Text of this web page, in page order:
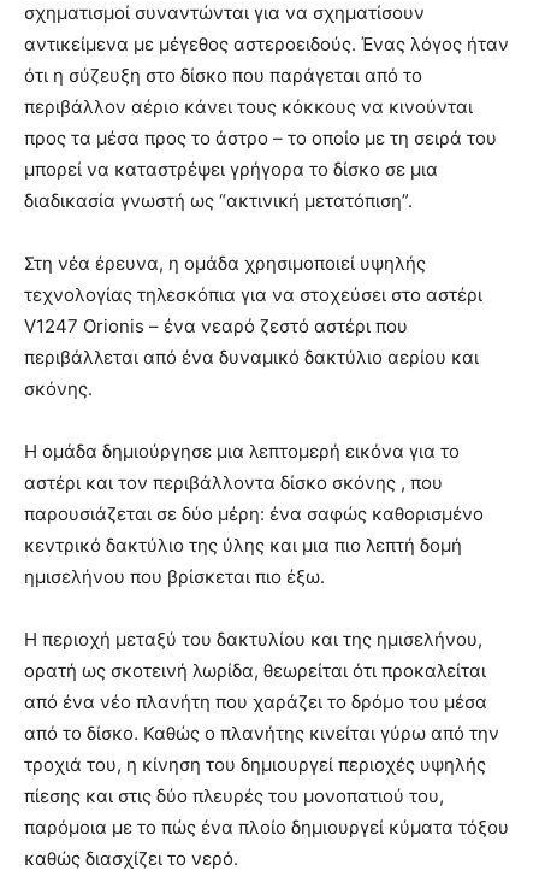
σχηματισμοί συναντώνται για να σχηματίσουν
αντικείμενα με μέγεθος αστεροειδούς. Ένας λόγος ήταν
ότι η σύζευξη στο δίσκο που παράγεται από το
περιβάλλον αέριο κάνει τους κόκκους να κινούνται
προς τα μέσα προς το άστρο – το οποίο με τη σειρά του
μπορεί να καταστρέψει γρήγορα το δίσκο σε μια
διαδικασία γνωστή ως “ακτινική μετατόπιση”.
Στη νέα έρευνα, η ομάδα χρησιμοποιεί υψηλής
τεχνολογίας τηλεσκόπια για να στοχεύσει στο αστέρι
V1247 Orionis – ένα νεαρό ζεστό αστέρι που
περιβάλλεται από ένα δυναμικό δακτύλιο αερίου και
σκόνης.
Η ομάδα δημιούργησε μια λεπτομερή εικόνα για το
αστέρι και τον περιβάλλοντα δίσκο σκόνης , που
παρουσιάζεται σε δύο μέρη: ένα σαφώς καθορισμένο
κεντρικό δακτύλιο της ύλης και μια πιο λεπτή δομή
ημισελήνου που βρίσκεται πιο έξω.
Η περιοχή μεταξύ του δακτυλίου και της ημισελήνου,
ορατή ως σκοτεινή λωρίδα, θεωρείται ότι προκαλείται
από ένα νέο πλανήτη που χαράζει το δρόμο του μέσα
από το δίσκο. Καθώς ο πλανήτης κινείται γύρω από την
τροχιά του, η κίνηση του δημιουργεί περιοχές υψηλής
πίεσης και στις δύο πλευρές του μονοπατιού του,
παρόμοια με το πώς ένα πλοίο δημιουργεί κύματα τόξου
καθώς διασχίζει το νερό.